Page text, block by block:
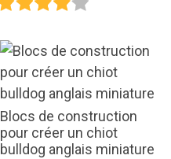
Blocs de construction
pour créer un chiot
bulldog anglais miniature